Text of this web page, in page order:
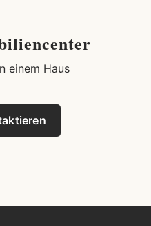
einem Haus